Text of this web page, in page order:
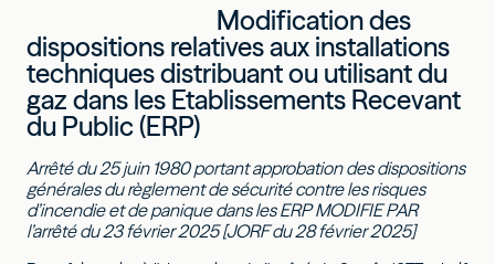
Modification des
dispositions relatives aux installations
techniques distribuant ou utilisant du
gaz dans les Etablissements Recevant
du Public (ERP)
Arrêté du 25 juin 1980 portant approbation des dispositions
générales du règlement de sécurité contre les risques
d’incendie et de panique dans les ERP MODIFIE PAR
l’arrêté du 23 février 2025 [JORF du 28 février 2025]